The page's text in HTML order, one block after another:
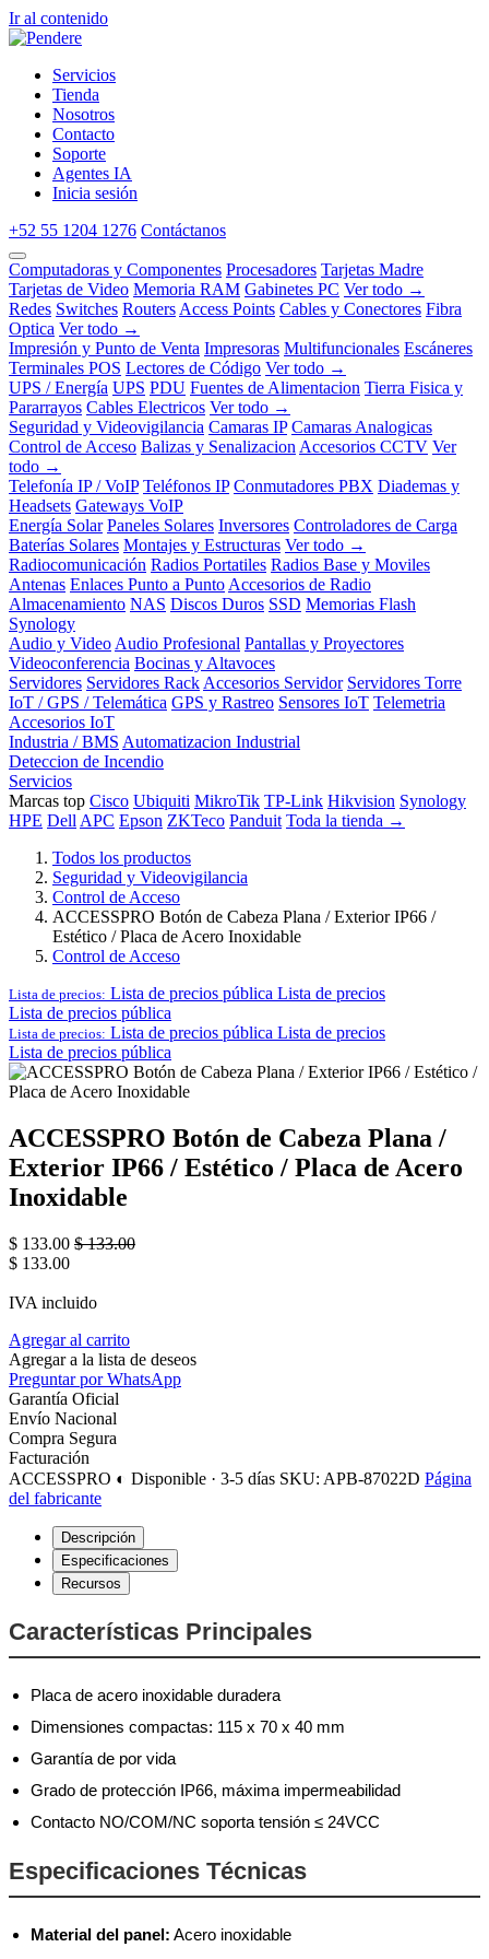
Ir al contenido
Servicios
Tienda
Nosotros
Contacto
Soporte
Agentes IA
Inicia sesión
+52 55 1204 1276 Contáctanos
Computadoras y Componentes Procesadores Tarjetas Madre
Tarjetas de Video Memoria RAM Gabinetes PC Ver todo →
Redes Switches Routers Access Points Cables y Conectores Fibra
Optica Ver todo →
Impresión y Punto de Venta Impresoras Multifuncionales Escáneres
Terminales POS Lectores de Código Ver todo →
UPS / Energía UPS PDU Fuentes de Alimentacion Tierra Fisica y
Pararrayos Cables Electricos Ver todo →
Seguridad y Videovigilancia Camaras IP Camaras Analogicas
Control de Acceso Balizas y Senalizacion Accesorios CCTV Ver
todo →
Telefonía IP / VoIP Teléfonos IP Conmutadores PBX Diademas y
Headsets Gateways VoIP
Energía Solar Paneles Solares Inversores Controladores de Carga
Baterías Solares Montajes y Estructuras Ver todo →
Radiocomunicación Radios Portatiles Radios Base y Moviles
Antenas Enlaces Punto a Punto Accesorios de Radio
Almacenamiento NAS Discos Duros SSD Memorias Flash
Synology
Audio y Video Audio Profesional Pantallas y Proyectores
Videoconferencia Bocinas y Altavoces
Servidores Servidores Rack Accesorios Servidor Servidores Torre
IoT / GPS / Telemática GPS y Rastreo Sensores IoT Telemetria
Accesorios IoT
Industria / BMS Automatizacion Industrial
Deteccion de Incendio
Servicios
Marcas top Cisco Ubiquiti MikroTik TP-Link Hikvision Synology
HPE Dell APC Epson ZKTeco Panduit Toda la tienda →
Todos los productos
Seguridad y Videovigilancia
Control de Acceso
ACCESSPRO Botón de Cabeza Plana / Exterior IP66 /
Estético / Placa de Acero Inoxidable
Control de Acceso
Lista de precios: Lista de precios pública Lista de precios
Lista de precios pública
Lista de precios: Lista de precios pública Lista de precios
Lista de precios pública
ACCESSPRO Botón de Cabeza Plana /
Exterior IP66 / Estético / Placa de Acero
Inoxidable
$ 133.00 $133.00
$ 133.00
IVA incluido
Agregar al carrito
Agregar a la lista de deseos
Preguntar por WhatsApp
Garantía Oficial
Envío Nacional
Compra Segura
Facturación
ACCESSPRO ◐ Disponible · 3-5 días SKU: APB-87022D Página
del fabricante
Descripción
Especificaciones
Recursos
Características Principales
Placa de acero inoxidable duradera
Dimensiones compactas: 115 x 70 x 40 mm
Garantía de por vida
Grado de protección IP66, máxima impermeabilidad
Contacto NO/COM/NC soporta tensión ≤ 24VCC
Especificaciones Técnicas
Material del panel: Acero inoxidable